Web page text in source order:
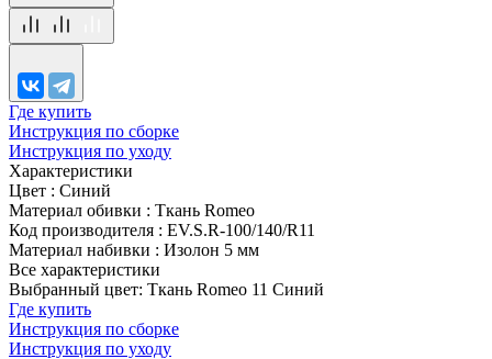
Где купить
Инструкция по сборке
Инструкция по уходу
Характеристики
Цвет : Синий
Материал обивки : Ткань Romeo
Код производителя : EV.S.R-100/140/R11
Материал набивки : Изолон 5 мм
Все характеристики
Выбранный цвет: Ткань Romeo 11 Синий
Где купить
Инструкция по сборке
Инструкция по уходу